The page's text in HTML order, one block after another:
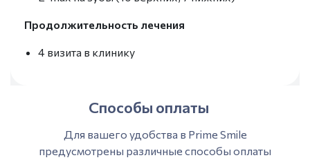
Продолжительность лечения
4 визита в клинику
Способы оплаты
Для вашего удобства в Prime Smile
предусмотрены различные способы оплаты